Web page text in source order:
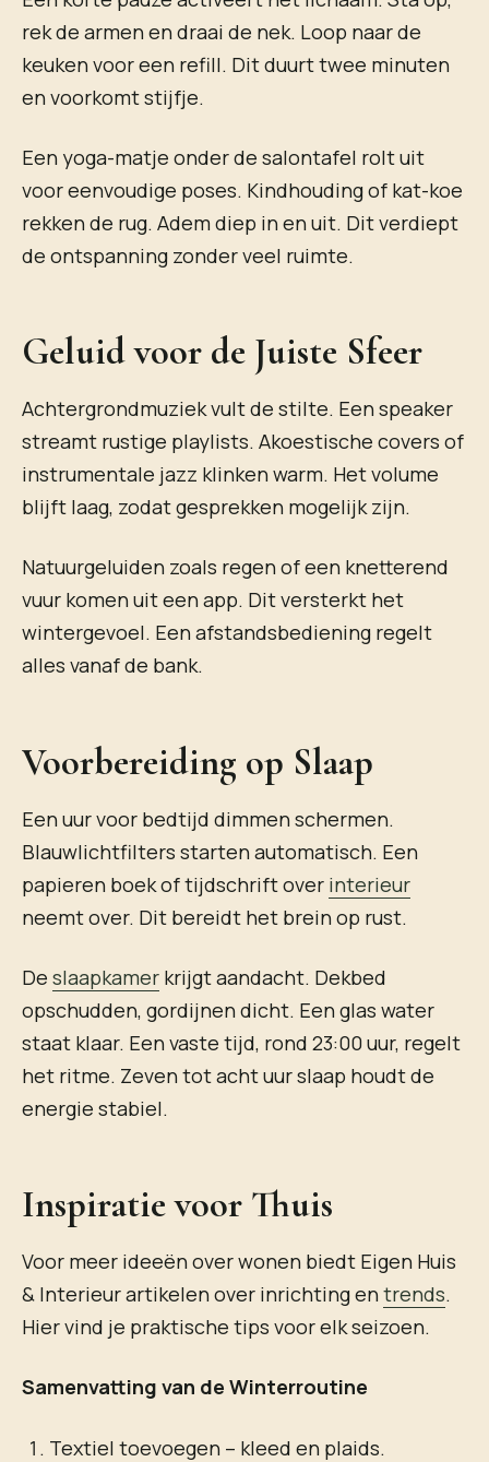
rek de armen en draai de nek. Loop naar de
keuken voor een refill. Dit duurt twee minuten
en voorkomt stijfje.
Een yoga-matje onder de salontafel rolt uit
voor eenvoudige poses. Kindhouding of kat-koe
rekken de rug. Adem diep in en uit. Dit verdiept
de ontspanning zonder veel ruimte.
Geluid voor de Juiste Sfeer
Achtergrondmuziek vult de stilte. Een speaker
streamt rustige playlists. Akoestische covers of
instrumentale jazz klinken warm. Het volume
blijft laag, zodat gesprekken mogelijk zijn.
Natuurgeluiden zoals regen of een knetterend
vuur komen uit een app. Dit versterkt het
wintergevoel. Een afstandsbediening regelt
alles vanaf de bank.
Voorbereiding op Slaap
Een uur voor bedtijd dimmen schermen.
Blauwlichtfilters starten automatisch. Een
papieren boek of tijdschrift over interieur
neemt over. Dit bereidt het brein op rust.
De slaapkamer krijgt aandacht. Dekbed
opschudden, gordijnen dicht. Een glas water
staat klaar. Een vaste tijd, rond 23:00 uur, regelt
het ritme. Zeven tot acht uur slaap houdt de
energie stabiel.
Inspiratie voor Thuis
Voor meer ideeën over wonen biedt Eigen Huis
& Interieur artikelen over inrichting entrends.
Hier vind je praktische tips voor elk seizoen.
Samenvatting van de Winterroutine
Textiel toevoegen – kleed en plaids.